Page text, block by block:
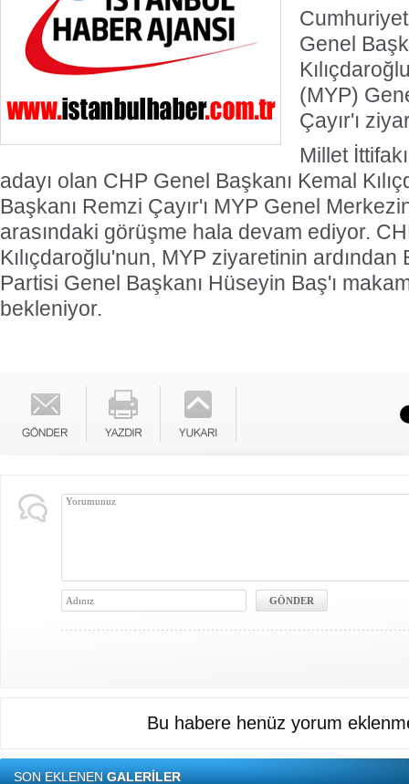
Genel
(MYP)
Çayır'ı
Millet
adayı olan CHP Genel Başkanı Kemal
Başkanı Remzi Çayır'ı MYP Genel
arasındaki görüşme hala devam ediyor.
Kılıçdaroğlu'nun, MYP ziyaretinin ardından
Partisi Genel Başkanı Hüseyin Baş'ı
bekleniyor.
Bu habere henüz yorum
SON EKLENENGALERİLER